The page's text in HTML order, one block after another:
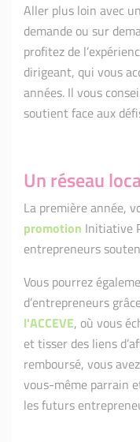
Aller plus loin avec
demande ou sur
profitez de
dirigeant, qui vous
années. Il vous
soutient face aux
Un réseau
La première année,
promotion Initiative
entrepreneurs
Vous pourrez
d’entrepreneurs
l'ACCEVE, où vous
et tisser des liens
remboursé, vous
vous-même parrain
les futurs